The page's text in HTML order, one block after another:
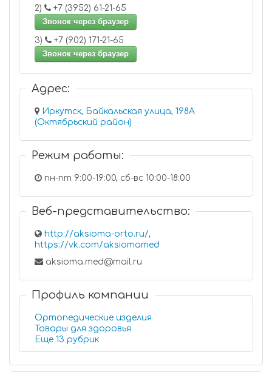
2)
+7 (3952) 61-21-65
Звонок через браузер
3)
+7 (902) 171-21-65
Звонок через браузер
Адрес:
Иркутск, Байкальская улица, 198А
(Октябрьский район)
Режим работы:
пн-пт 9:00-19:00, сб-вс 10:00-18:00
Веб-представительство:
http://aksioma-orto.ru/,
https://vk.com/aksiomamed
aksioma.med@mail.ru
Профиль компании
Ортопедические изделия
Товары для здоровья
Еще 13 рубрик